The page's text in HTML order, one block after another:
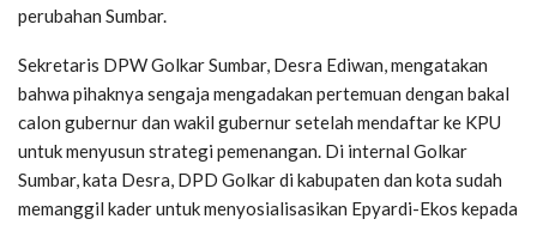
perubahan Sumbar.
Sekretaris DPW Golkar Sumbar, Desra Ediwan, mengatakan
bahwa pihaknya sengaja mengadakan pertemuan dengan bakal
calon gubernur dan wakil gubernur setelah mendaftar ke KPU
untuk menyusun strategi pemenangan. Di internal Golkar
Sumbar, kata Desra, DPD Golkar di kabupaten dan kota sudah
memanggil kader untuk menyosialisasikan Epyardi-Ekos kepada